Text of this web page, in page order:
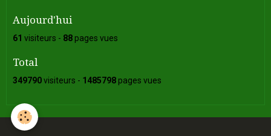
Aujourd'hui
61 visiteurs - 88pages vues
Total
349790visiteurs - 1485798pages vues